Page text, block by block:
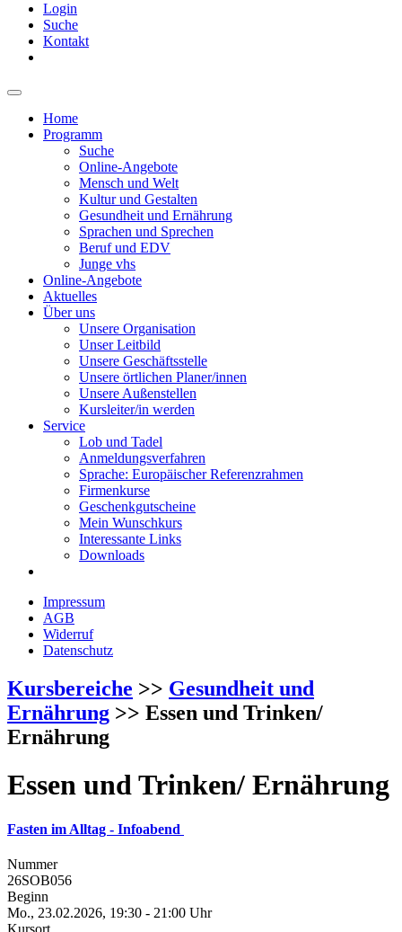
Login
Suche
Kontakt
Home
Programm
Suche
Online-Angebote
Mensch und Welt
Kultur und Gestalten
Gesundheit und Ernährung
Sprachen und Sprechen
Beruf und EDV
Junge vhs
Online-Angebote
Aktuelles
Über uns
Unsere Organisation
Unser Leitbild
Unsere Geschäftsstelle
Unsere örtlichen Planer/innen
Unsere Außenstellen
Kursleiter/in werden
Service
Lob und Tadel
Anmeldungsverfahren
Sprache: Europäischer Referenzrahmen
Firmenkurse
Geschenkgutscheine
Mein Wunschkurs
Interessante Links
Downloads
Impressum
AGB
Widerruf
Datenschutz
Kursbereiche >> Gesundheit und
Ernährung >> Essen und Trinken/
Ernährung
Essen und Trinken/ Ernährung
Fasten im Alltag - Infoabend
Nummer
26SOB056
Beginn
Mo., 23.02.2026, 19:30 - 21:00 Uhr
Kursort